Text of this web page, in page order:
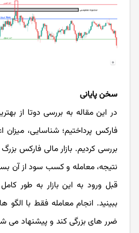
سخن پایانی
در این مقاله به بررسی دوتا از
فارکس پرداختیم؛ شناسایی، میزان
بررسی کردیم. بازار مالی فارکس
نتیجه، معامله و کسب سود از آن
قبل ورود به این بازار به طور
ببینید. انجام معامله فقط با الگو
ضرر های بزرگی کند و پیشنهاد می